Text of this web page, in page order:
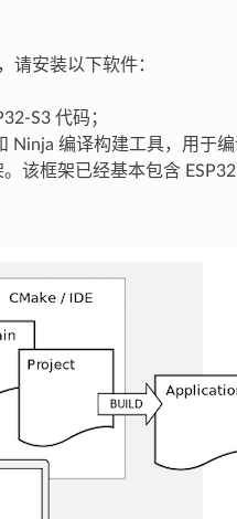
请安装以下软件：
S3 代码；
编译构建工具，用于编
该框架已经基本包含